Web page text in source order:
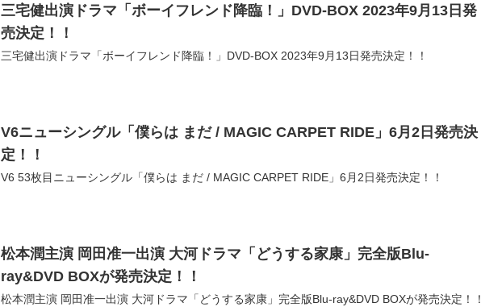
三宅健出演ドラマ「ボーイフレンド降臨！」DVD-BOX 2023年9月13日発
売決定！！
三宅健出演ドラマ「ボーイフレンド降臨！」DVD-BOX 2023年9月13日発売決定！！
V6ニューシングル「僕らは まだ / MAGIC CARPET RIDE」6月2日発売決
定！！
V6 53枚目ニューシングル「僕らは まだ / MAGIC CARPET RIDE」6月2日発売決定！！
松本潤主演 岡田准一出演 大河ドラマ「どうする家康」完全版Blu-
ray&DVD BOXが発売決定！！
松本潤主演 岡田准一出演 大河ドラマ「どうする家康」完全版Blu-ray&DVD BOXが発売決定！！